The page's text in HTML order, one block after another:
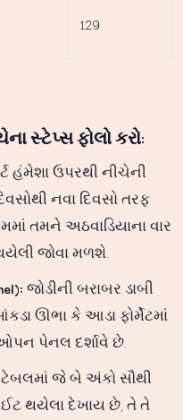
129
સ્ટેપ્સ ફોલો કરો:
હંમેશા ઉપરથી નીચેની
નવા દિવસો તરફ
તમને અઠવાડિયાના વાર
જોવા મળશે.
જોડીની બરાબર ડાબી
ઊભા કે આડા ફોર્મેટમાં
પેનલ દર્શાવે છે.
ટેબલમાં જે બે અંકો સૌથી
થયેલા દેખાય છે, તે તે